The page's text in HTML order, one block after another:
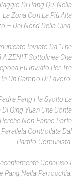
Di Pang Qu, Nella
Zona Con La Più Alta
– Del Nord Della Cina.
Inviato Da “The
A ZENIT Sottolinea Che
Fu Inviato Per Tre
Un Campo Di Lavoro.
Pang Ha Svolto La
Qing Yuan Che Conta
Non Fanno Parte
Controllata Dal
Partito Comunista.
Concluso I
Pang Nella Parrocchia.